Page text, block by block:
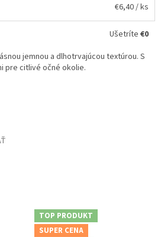
€6,40/ ks
Ušetríte €0
jemnou a dlhotrvajúcou textúrou. S
pre citlivé očné okolie.
TOP PRODUKT
SUPER CENA